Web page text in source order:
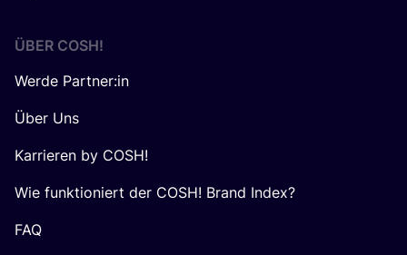
ÜBER COSH!
Werde Partner:in
Über Uns
Karrieren by COSH!
Wie funktioniert der COSH! Brand Index?
FAQ